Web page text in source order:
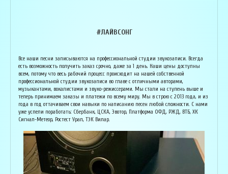
#ЛАЙВСОНГ
Все наши песни записываются на профессиональной студии звукозаписи. Всегда
есть возможность получить заказ срочно, даже за 1 день. Наши цены доступны
всем, потому что весь рабочий процесс происходит на нашей собственной
профессиональной студии звукозаписи во главе с отличными авторами,
музыкантами, вокалистами и звуко-режиссерами. Мы стали на ступень выше и
теперь принимаем заказы и платежи по всему миру. Мы в строю с 2013 года, и из
года в год оттачиваем свои навыки по написанию песен любой сложности. С нами
уже успели поработать: Сбербанк, ЦСКА, Эвотор, Платформа ОФД, РЖД, ВТБ, ХК
Сигнал-Метеор, Ростест Урал, ТЭК Вилар.
Армен Алавердян
Основатель организации "Лайвсонг". С детства занимается музыкой, пишет
аранжировки, делает сведение и мастеринг на профессиональном уровне.
Может сделать коммерческий звук даже по записи с диктофона :) Состоит в
дуэте "Ag Jan", и выступает на концертах по всей России. Снимает клипы
вместе со своими музыкантами, и они собирают более 1 млн. просмотров на
ютубе! В основном пишет песни о любви, семье и ценностях жизни. Армен
сделает из вашей истории настоящую конфетку, обращайтесь!
Исполнитель, звукорежиссёр